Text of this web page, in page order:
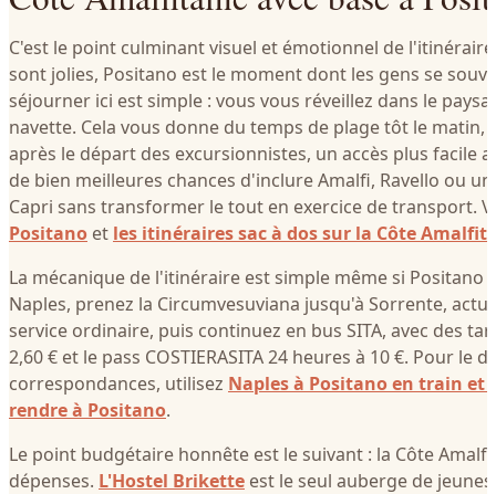
C'est le point culminant visuel et émotionnel de
sont jolies, Positano est le moment dont les gens se
séjourner ici est simple : vous vous réveillez dans le
navette. Cela vous donne du temps de plage tôt le matin,
après le départ des excursionnistes, un accès plus facile
de bien meilleures chances d'inclure Amalfi, Ravello ou
Capri sans transformer le tout en exercice de transport.
Positano et les itinéraires sac à dos sur la Côte
La mécanique de l'itinéraire est simple même si Positano
Naples, prenez la Circumvesuviana jusqu'à Sorrente,
service ordinaire, puis continuez en bus SITA, avec des
2,60 € et le pass COSTIERASITA 24 heures à 10 €. Pour le
correspondances, utilisez Naples à Positano en train et
rendre à Positano.
Le point budgétaire honnête est le suivant : la Côte
dépenses. L'Hostel Brikette est le seul auberge de